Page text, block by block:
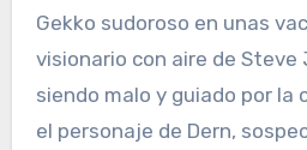
Gekko sudoroso en unas
visionario con aire de Steve
siendo malo y guiado por la
el personaje de Dern,